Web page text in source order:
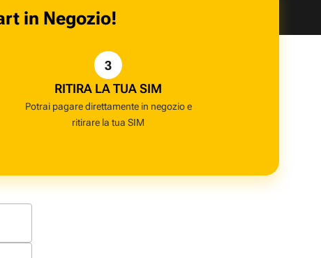
in Negozio!
3
RITIRA LA TUA SIM
Potrai pagare direttamente in negozio e
ritirare la tua SIM